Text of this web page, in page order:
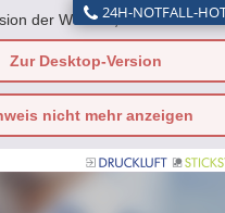
der Website, die für mobile
Zur Desktop-Version
nicht mehr anzeigen
24H-NOTFALL-